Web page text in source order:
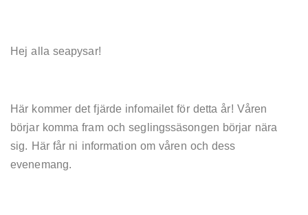
Hej alla seapysar!
Här kommer det fjärde infomailet för detta år! Våren
börjar komma fram och seglingssäsongen börjar nära
sig. Här får ni information om våren och dess
evenemang.